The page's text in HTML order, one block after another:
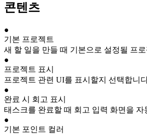
콘텐츠
●
기본 프로젝트
새 할 일을 만들 때 기본으로 설정될 프
●
프로젝트 표시
프로젝트 관련 UI를 표시할지 선택합니
●
완료 시 회고 표시
태스크를 완료할 때 회고 입력 화면을 자
●
기본 포인트 컬러